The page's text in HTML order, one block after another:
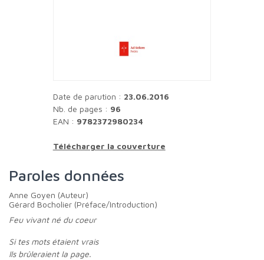
Date de parution : 23.06.2016
Nb. de pages : 96
EAN : 9782372980234
Télécharger la couverture
Paroles données
Anne Goyen (Auteur)
Gérard Bocholier (Préface/Introduction)
Feu vivant né du coeur
Si tes mots étaient vrais
Ils brûleraient la page.